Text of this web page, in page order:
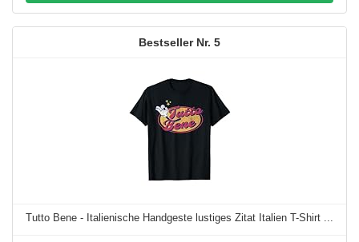
5
Tutto Bene - Italienische Handgeste lustiges Zitat Italien T-Shirt ...